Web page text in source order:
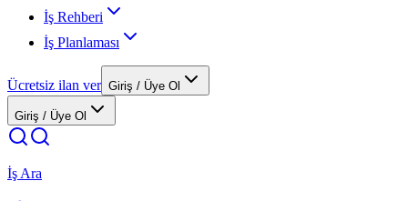
İş Rehberi
İş Planlaması
Ücretsiz ilan ver Giriş / Üye Ol
Giriş / Üye Ol
İş Ara